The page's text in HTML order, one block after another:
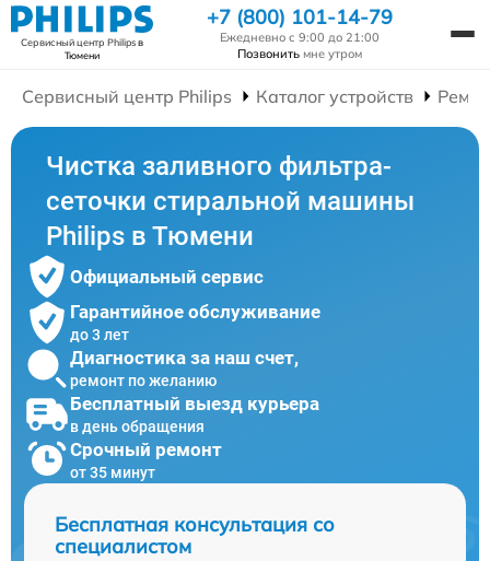
Сервисный центр Philipsв
Тюмени
+7 (800) 101-14-79
Ежедневно с 9:00 до 21:00
Позвонить мне утром
Сервисный центр Philips Каталог устройств
Чистка заливного фильтра-
сеточки стиральной машины
Philips в Тюмени
Официальный сервис
Гарантийное обслуживание
до 3 лет
Диагностика за наш счет,
ремонт по желанию
Бесплатный выезд курьера
в день обращения
Срочный ремонт
от 35 минут
Бесплатная консультация со
специалистом